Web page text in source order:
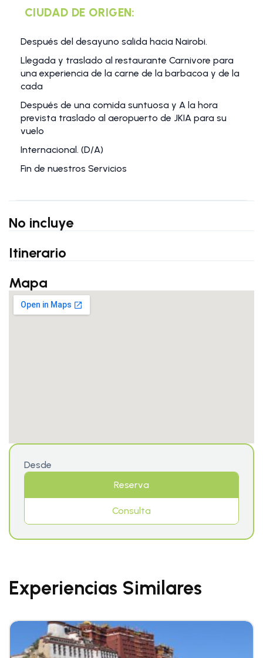
CIUDAD DE ORIGEN:
Después del desayuno salida hacia Nairobi.
Llegada y traslado al restaurante Carnivore para
una experiencia de la carne de la barbacoa y de la
cada
Después de una comida suntuosa y A la hora
prevista traslado al aeropuerto de JKIA para su
vuelo
Internacional. (D/A)
Fin de nuestros Servicios
No incluye
Itinerario
Mapa
Desde
Reserva
Consulta
Experiencias Similares